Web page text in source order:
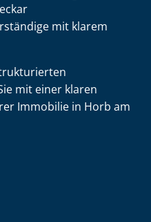
mit klarem
mit einer klaren
Immobilie in Horb am